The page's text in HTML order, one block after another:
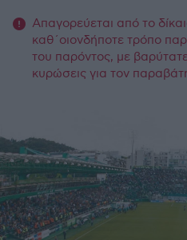
Απαγορεύεται από το
καθ΄οιονδήποτε τρόπο
του παρόντος, με
κυρώσεις για τον